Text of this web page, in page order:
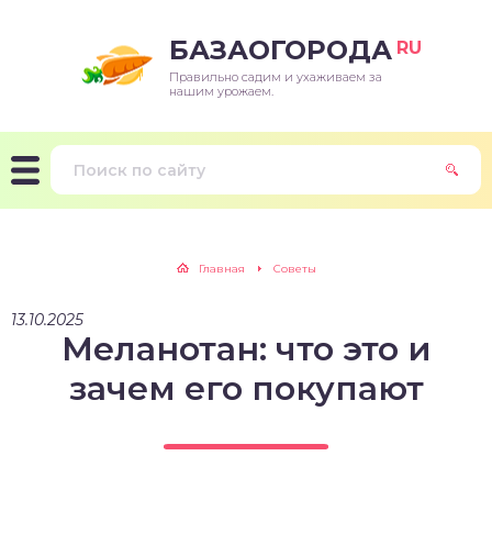
БАЗАОГОРОДА RU
Правильно садим и ухаживаем за
нашим урожаем.
Главная Советы
13.10.2025
Меланотан: что это и
зачем его покупают